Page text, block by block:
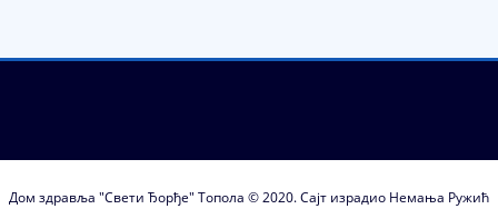
Дом здравља "Свети Ђорђе" Топола © 2020. Сајт израдио Немања Ружић